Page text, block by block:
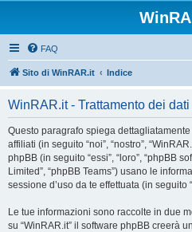
FAQ
Sito di WinRAR.it Indice
WinRAR.it - Trattamento dei
Questo paragrafo spiega dettagliatamente
affiliati (in seguito “noi”, “nostro”,
phpBB (in seguito “essi”, “loro”, “phpBB
Limited”, “phpBB Teams”) usano le
sessione d’uso da te effettuata (in seguito
Le tue informazioni sono raccolte in due
su “WinRAR.it” il software phpBB creerà